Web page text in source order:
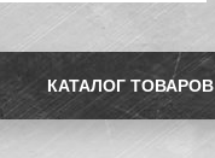
КАТАЛОГ ТОВАРОВ